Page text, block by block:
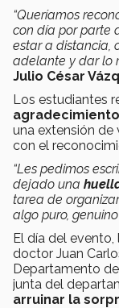
“Queríamos
con día por parte
estar a distancia,
adelante y dar lo
Julio César
Los estudiantes
agradecimiento
una extensión de
con el
“Les pedimos
dejado una
tarea de
algo puro,
El día del
doctor Juan
Departamento
junta del
arruinar la